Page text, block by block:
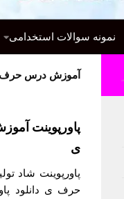
نمونه سوالات استخدامی
آموزش درس حرف
پاورپوینت
ی
پاورپوینت شاد
حرف ی دانلود